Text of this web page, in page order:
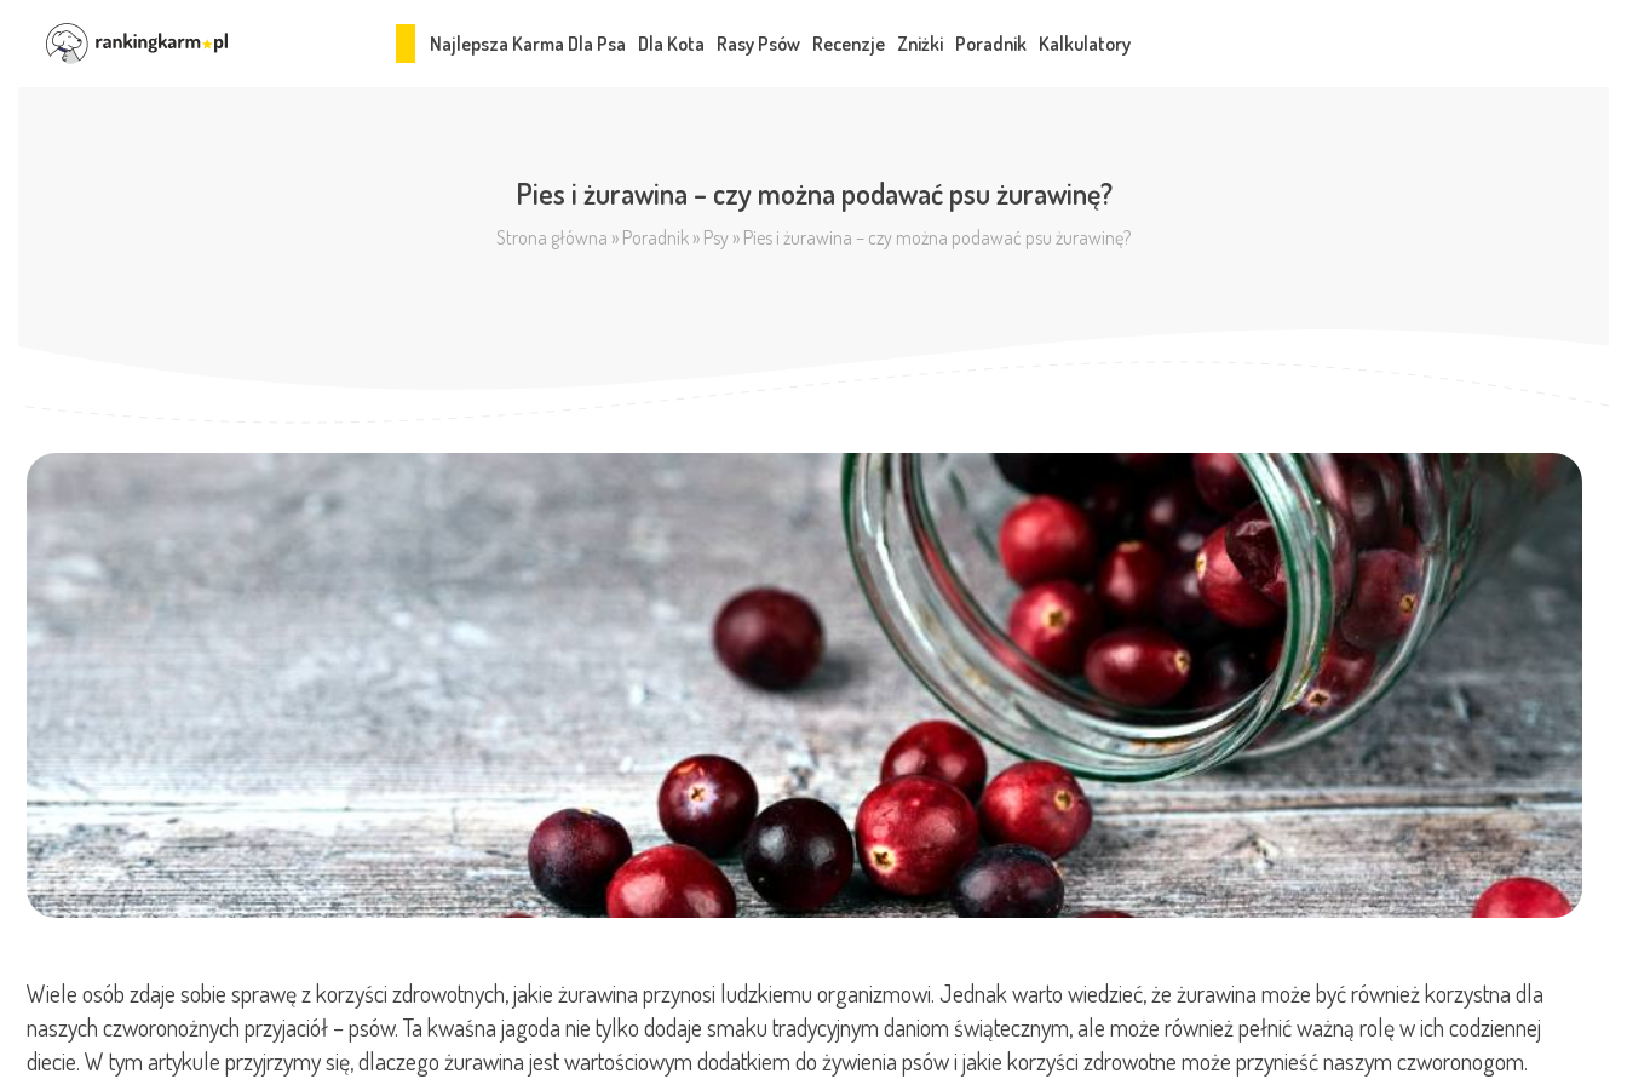
Najlepsza Karma Dla Psa Dla Kota Rasy Psów Recenzje Zniżki Poradnik Kalkulatory
Pies i żurawina – czy można podawać psu żurawinę?
Strona główna » Poradnik » Psy » Pies i żurawina – czy można podawać psu żurawinę?
Wiele osób zdaje sobie sprawę z korzyści zdrowotnych, jakie żurawina przynosi ludzkiemu organizmowi. Jednak warto wiedzieć, że żurawina może być również korzystna dla
naszych czworonożnych przyjaciół – psów. Ta kwaśna jagoda nie tylko dodaje smaku tradycyjnym daniom świątecznym, ale może również pełnić ważną rolę w ich codziennej
diecie. W tym artykule przyjrzymy się, dlaczego żurawina jest wartościowym dodatkiem do żywienia psów i jakie korzyści zdrowotne może przynieść naszym czworonogom.